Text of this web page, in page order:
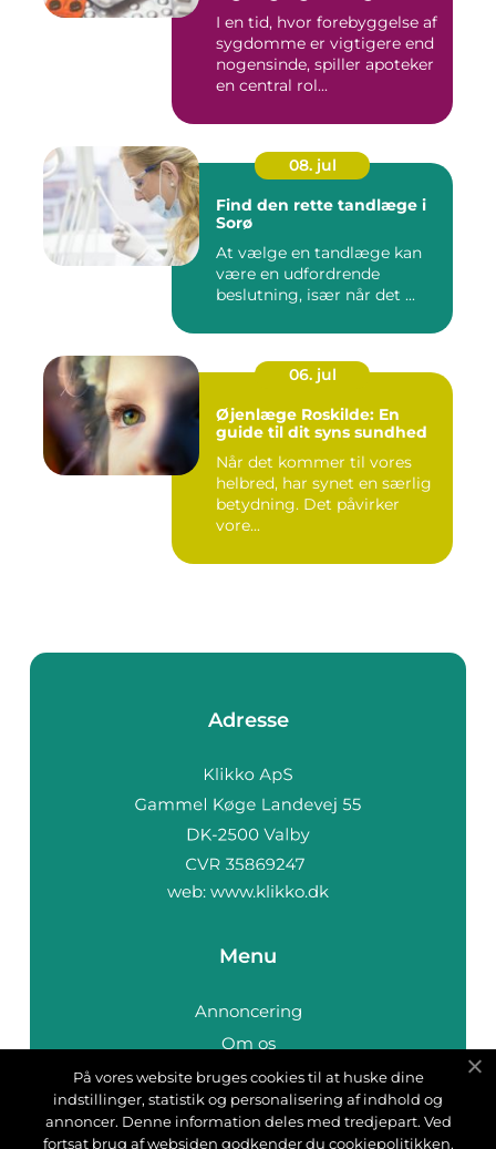
I en tid, hvor forebyggelse af
sygdomme er vigtigere end
nogensinde, spiller apoteker
en central rol...
08. jul
Find den rette tandlæge i
Sorø
At vælge en tandlæge kan
være en udfordrende
beslutning, især når det ...
06. jul
Øjenlæge Roskilde: En
guide til dit syns sundhed
Når det kommer til vores
helbred, har synet en særlig
betydning. Det påvirker
vore...
Adresse
web: www.klikko.dk
Menu
Annoncering
Om os
Cookies
Kontakt os
Sitemap
På vores website bruges cookies til at huske dine
indstillinger, statistik og personalisering af indhold og
annoncer. Denne information deles med tredjepart. Ved
fortsat brug af websiden godkender du cookiepolitikken.